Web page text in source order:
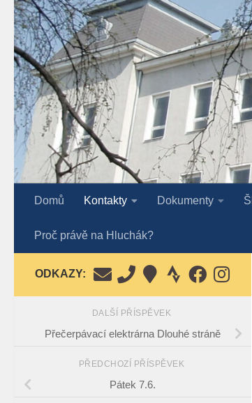
Skip to content
Domů Kontakty Dokumenty
Proč právě na Hluchák?
ODKAZY:
DALŠÍ PŘÍSPĚVEK
Přečerpávací elektrárna Dlouhé stráně
PŘEDCHOZÍ PŘÍSPĚVEK
Pátek 7.6.